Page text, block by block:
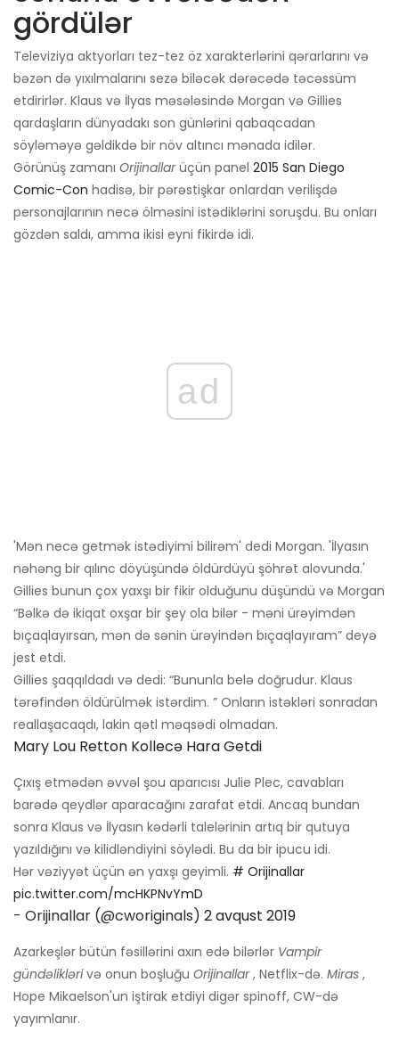
gördülər
Televiziya aktyorları tez-tez öz xarakterlərini qərarlarını və
bəzən də yıxılmalarını sezə biləcək dərəcədə təcəssüm
etdirirlər. Klaus və İlyas məsələsində Morgan və Gillies
qardaşların dünyadakı son günlərini qabaqcadan
söyləməyə gəldikdə bir növ altıncı mənada idilər.
Görünüş zamanı Orijinallarüçün panel 2015 San Diego
Comic-Con hadisə, bir pərəstişkar onlardan verilişdə
personajlarının necə ölməsini istədiklərini soruşdu. Bu onları
gözdən saldı, amma ikisi eyni fikirdə idi.
ad
'Mən necə getmək istədiyimi bilirəm' dedi Morgan. 'İlyasın
nəhəng bir qılınc döyüşündə öldürdüyü şöhrət alovunda.'
Gillies bunun çox yaxşı bir fikir olduğunu düşündü və Morgan
“Bəlkə də ikiqat oxşar bir şey ola bilər - məni ürəyimdən
bıçaqlayırsan, mən də sənin ürəyindən bıçaqlayıram” deyə
jest etdi.
Gillies şaqqıldadı və dedi: “Bununla belə doğrudur. Klaus
tərəfindən öldürülmək istərdim. ” Onların istəkləri sonradan
reallaşacaqdı, lakin qətl məqsədi olmadan.
Mary Lou Retton Kollecə Hara Getdi
Çıxış etmədən əvvəl şou aparıcısı Julie Plec, cavabları
barədə qeydlər aparacağını zarafat etdi. Ancaq bundan
sonra Klaus və İlyasın kədərli talelərinin artıq bir qutuya
yazıldığını və kilidləndiyini söylədi. Bu da bir ipucu idi.
Hər vəziyyət üçün ən yaxşı geyimli. # Orijinallar
pic.twitter.com/mcHKPNvYmD
- Orijinallar (@cworiginals) 2 avqust 2019
Azarkeşlər bütün fəsillərini axın edə bilərlər Vampir
gündəliklərivə onun boşluğu Orijinallar, Netflix-də. Miras ,
Hope Mikaelson'un iştirak etdiyi digər spinoff, CW-də
yayımlanır.